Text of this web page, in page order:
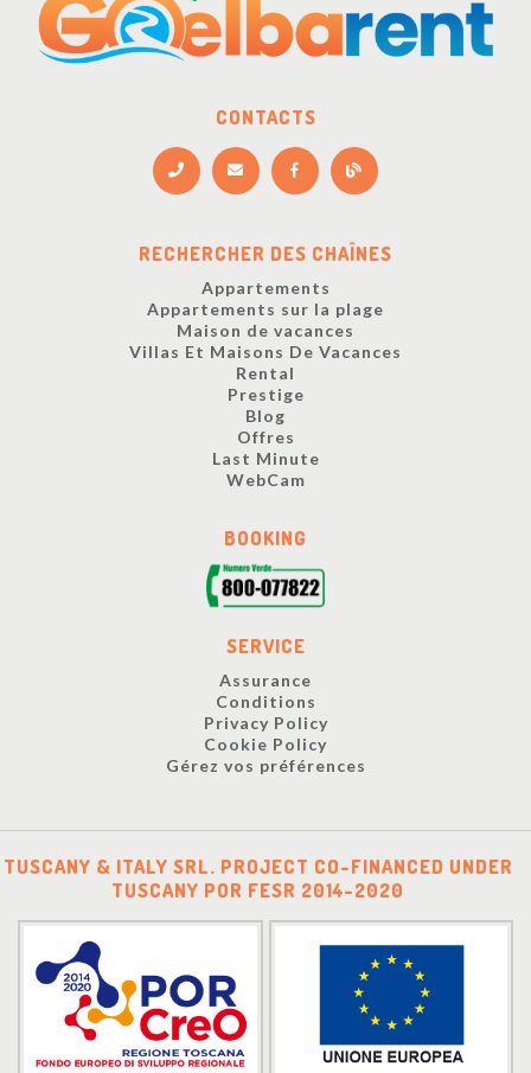
CONTACTS
RECHERCHER DES CHAÎNES
Appartements
Appartements sur la plage
Maison de vacances
Villas Et Maisons De Vacances
Rental
Prestige
Blog
Offres
Last Minute
WebCam
BOOKING
SERVICE
Assurance
Conditions
Privacy Policy
Cookie Policy
Gérez vos préférences
TUSCANY & ITALY SRL. PROJECT CO-FINANCED UNDER
TUSCANY POR FESR 2014-2020